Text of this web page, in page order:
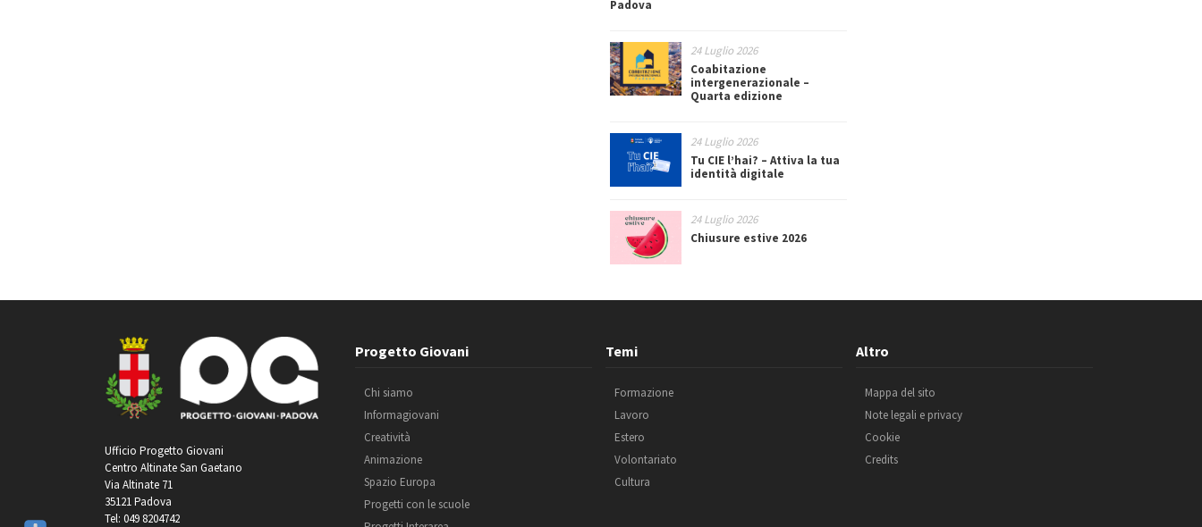
Padova
24 Luglio 2026
Coabitazione
intergenerazionale –
Quarta edizione
24 Luglio 2026
Tu CIE l’hai? – Attiva la tua
identità digitale
24 Luglio 2026
Chiusure estive 2026
Ufficio Progetto Giovani
Centro Altinate San Gaetano
Via Altinate 71
35121 Padova
Tel: 049 8204742
Progetto Giovani
Chi siamo
Informagiovani
Creatività
Animazione
Spazio Europa
Progetti con le scuole
Temi
Formazione
Lavoro
Estero
Volontariato
Cultura
Altro
Mappa del sito
Note legali e privacy
Cookie
Credits